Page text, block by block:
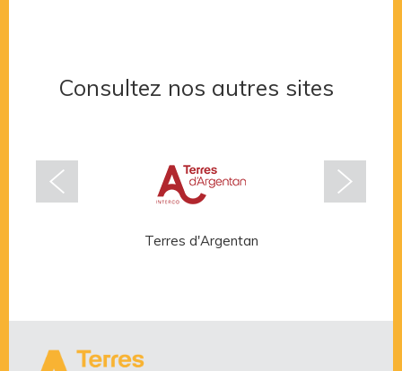
Consultez nos autres sites
Terres d'Argentan